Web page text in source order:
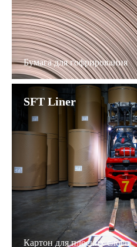
Бумага для гофрирования
SFT Liner
Картон для плоских слоев